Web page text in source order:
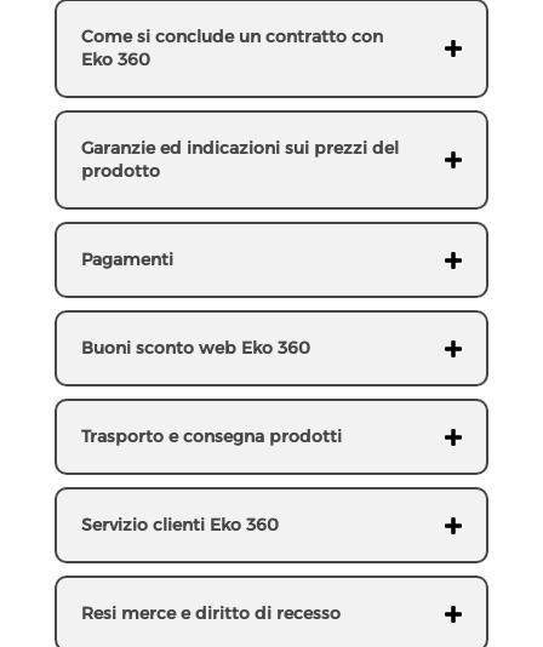
Come si conclude un contratto con
Eko 360
Garanzie ed indicazioni sui prezzi del
prodotto
Pagamenti
Buoni sconto web Eko 360
Trasporto e consegna prodotti
Servizio clienti Eko 360
Resi merce e diritto di recesso